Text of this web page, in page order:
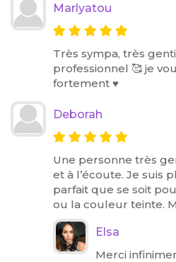
Marlyatou
Très sympa, très
professionnel 🥰 je
fortement ♥️
Deborah
Une personne très
et à l’écoute. Je suis
parfait que se soit
ou la couleur teinte.
Elsa
Merci